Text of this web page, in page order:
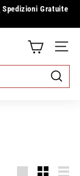
Spedizioni Gratuite
Cerca